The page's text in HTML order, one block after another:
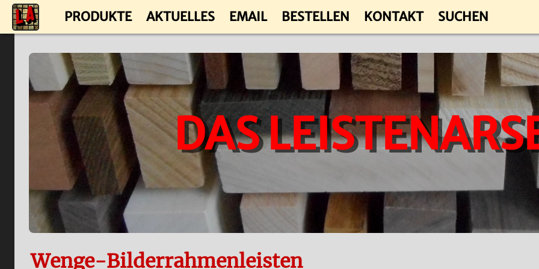
PRODUKTE AKTUELLES EMAIL BESTELLEN KONTAKT SUCHEN
DAS
Wenge-Bilderrahmenleisten